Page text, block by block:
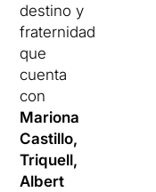
destino y
fraternidad
que
cuenta
con
Mariona
Castillo,
Triquell,
Albert